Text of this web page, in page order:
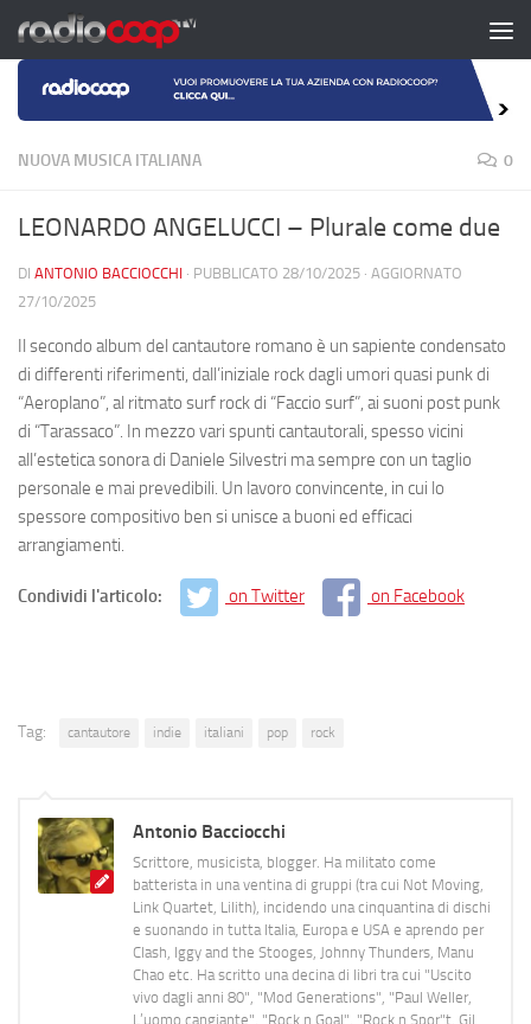
Salta al contenuto
NUOVA MUSICA ITALIANA 0
LEONARDO ANGELUCCI – Plurale come due
DI ANTONIO BACCIOCCHI · PUBBLICATO 28/10/2025 · AGGIORNATO
27/10/2025
Il secondo album del cantautore romano è un sapiente condensato
di differenti riferimenti, dall’iniziale rock dagli umori quasi punk di
“Aeroplano”, al ritmato surf rock di “Faccio surf”, ai suoni post punk
di “Tarassaco”. In mezzo vari spunti cantautorali, spesso vicini
all’estetica sonora di Daniele Silvestri ma sempre con un taglio
personale e mai prevedibili. Un lavoro convincente, in cui lo
spessore compositivo ben si unisce a buoni ed efficaci
arrangiamenti.
Condividi l'articolo: on Twitter on Facebook
Tag: cantautore indie italiani pop rock
Antonio Bacciocchi
Scrittore, musicista, blogger. Ha militato come
batterista in una ventina di gruppi (tra cui Not Moving,
Link Quartet, Lilith), incidendo una cinquantina di dischi
e suonando in tutta Italia, Europa e USA e aprendo per
Clash, Iggy and the Stooges, Johnny Thunders, Manu
Chao etc. Ha scritto una decina di libri tra cui "Uscito
vivo dagli anni 80", "Mod Generations", "Paul Weller,
L’uomo cangiante", "Rock n Goal", "Rock n Spor"t, Gil